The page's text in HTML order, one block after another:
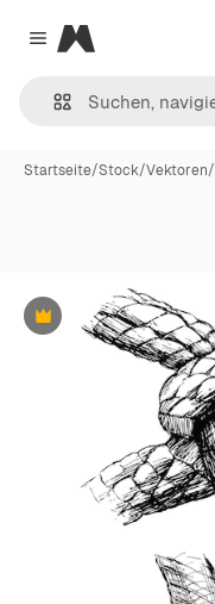
Close menu
Magnific
Startseite/Stock/Vektoren/
Premium